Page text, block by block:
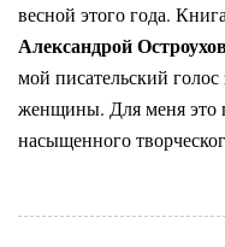
весной этого года.
Александрой
мой писательский
женщины. Для меня это
насыщенного